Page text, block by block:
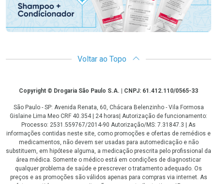
Voltar ao Topo
CopyrightCopyright © Drogaria São Paulo S.A. | CNPJ: 61.412.110/0565-33
São Paulo - SP: Avenida Renata, 60, Chácara Belenzinho - Vila Formosa
Gislaine Lima Meo CRF 40.354 | 24 horas| Autorização de funcionamento:
Processo: 2531.559767/2014-90 Autorização/MS: 7.31847.3 | As
informações contidas neste site, como promoções e ofertas de remédios e
medicamentos, não devem ser usadas para automedicação e não
substituem, em hipótese alguma, a medicação prescrita pelo profissional da
área médica. Somente o médico está em condições de diagnosticar
qualquer problema de saúde e prescrever o tratamento adequado. Os
preços e as promoções são válidos apenas para compras via internet. As